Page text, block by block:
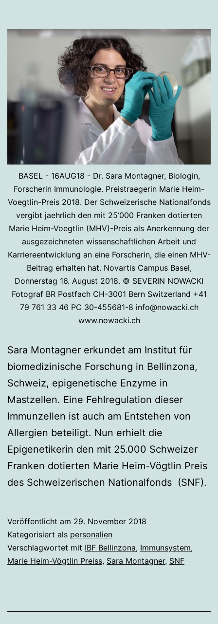
BASEL - 16AUG18 - Dr. Sara Montagner, Biologin,
Forscherin Immunologie. Preistraegerin Marie Heim-
Voegtlin-Preis 2018. Der Schweizerische Nationalfonds
vergibt jaehrlich den mit 25‘000 Franken dotierten
Marie Heim-Voegtlin (MHV)-Preis als Anerkennung der
ausgezeichneten wissenschaftlichen Arbeit und
Karriereentwicklung an eine Forscherin, die einen MHV-
Beitrag erhalten hat. Novartis Campus Basel,
Donnerstag 16. August 2018. © SEVERIN NOWACKI
Fotograf BR Postfach CH-3001 Bern Switzerland +41
79 761 33 46 PC 30-455681-8 info@nowacki.ch
www.nowacki.ch
Sara Montagner erkundet am Institut für
biomedizinische Forschung in Bellinzona,
Schweiz, epigenetische Enzyme in
Mastzellen. Eine Fehlregulation dieser
Immunzellen ist auch am Entstehen von
Allergien beteiligt. Nun erhielt die
Epigenetikerin den mit 25.000 Schweizer
Franken dotierten Marie Heim-Vögtlin Preis
des Schweizerischen Nationalfonds (SNF).
Veröffentlicht am 29. November 2018
Kategorisiert als personalien
Verschlagwortet mit IBF Bellinzona, Immunsystem,
Marie Heim-Vögtlin Preiss, Sara Montagner, SNF